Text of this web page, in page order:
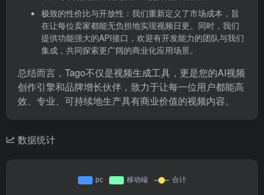
极致的性价比与开放性：我们重新定义了市场成本，旨
在让每位卖家都能无负担地实现视频日更。同时，我们
提供功能强大的API接口，欢迎有开发能力的团队与我们
集成，共同探索更广阔的商业化应用场景。
总结而言，Tago不仅是视频生成工具，更是您的AI视频
创作引擎和品牌增长伙伴，致力于让每一位用户都能高
效、专业、可持续地生产具有商业价值的视频内容。
数据统计